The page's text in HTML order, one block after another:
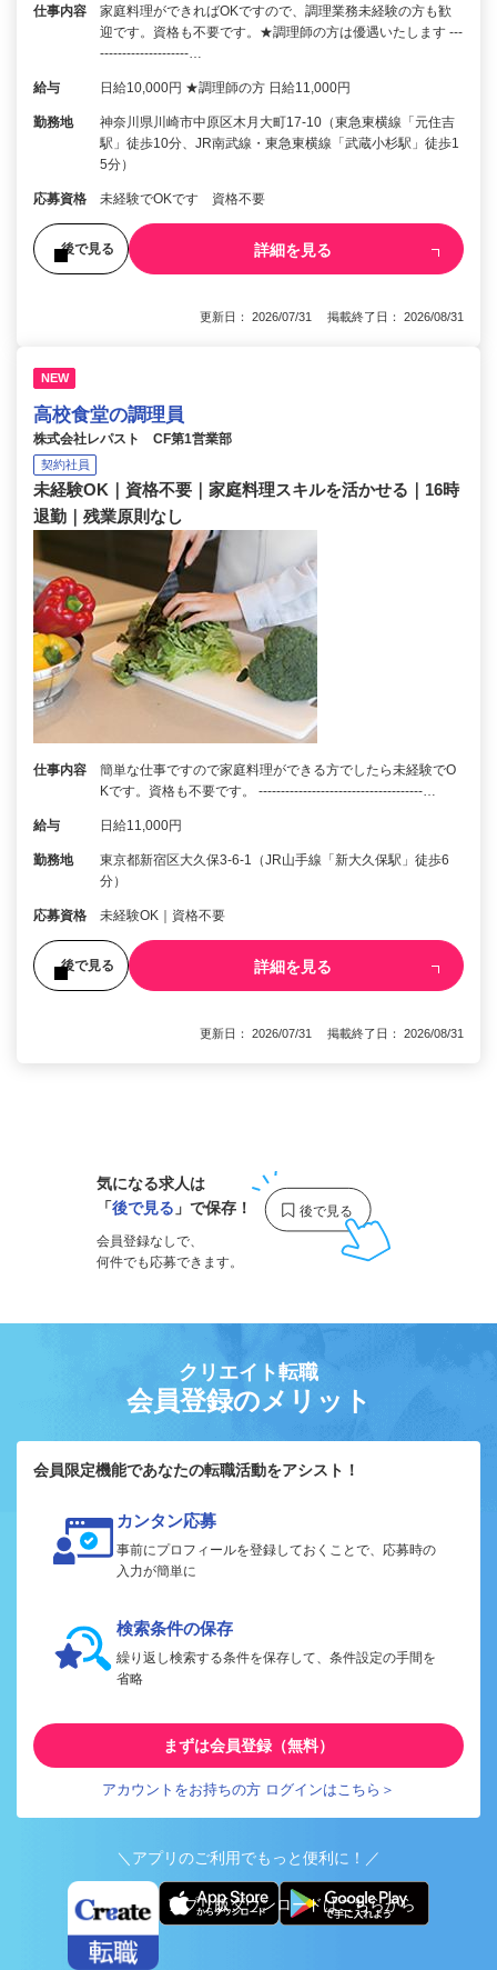
仕事内容
家庭料理ができればOKですので、調理業務未経験の方も歓
迎です。資格も不要です。★調理師の方は優遇いたします ---
--------------------…
給与 日給10,000円 ★調理師の方 日給11,000円
勤務地
神奈川県川崎市中原区木月大町17-10（東急東横線「元住吉
駅」徒歩10分、JR南武線・東急東横線「武蔵小杉駅」徒歩1
5分）
応募資格 未経験でOKです 資格不要
後で見る 詳細を見る
更新日： 2026/07/31 掲載終了日： 2026/08/31
NEW
高校食堂の調理員
株式会社レパスト CF第1営業部
契約社員
未経験OK｜資格不要｜家庭料理スキルを活かせる｜16時
退勤｜残業原則なし
仕事内容
簡単な仕事ですので家庭料理ができる方でしたら未経験でO
Kです。資格も不要です。 -------------------------------------…
給与 日給11,000円
勤務地
東京都新宿区大久保3-6-1（JR山手線「新大久保駅」徒歩6
分）
応募資格 未経験OK｜資格不要
後で見る 詳細を見る
更新日： 2026/07/31 掲載終了日： 2026/08/31
気になる求人は
「後で見る 」で保存！
会員登録なしで、
何件でも応募できます。
クリエイト転職
会員登録のメリット
会員限定機能であなたの転職活動をアシスト！
カンタン応募
事前にプロフィールを登録しておくことで、応募時の
入力が簡単に
検索条件の保存
繰り返し検索する条件を保存して、条件設定の手間を
省略
まずは会員登録（無料）
アカウントをお持ちの方 ログインはこちら＞
＼アプリのご利用でもっと便利に！／
アプリ版ダウンロードはこちらから